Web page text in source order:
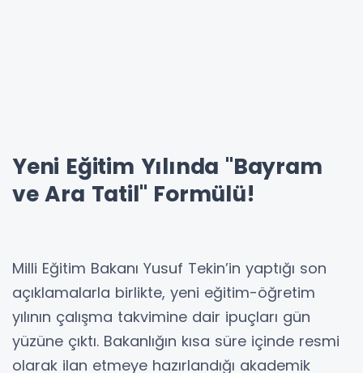
Yeni Eğitim Yılında "Bayram
ve Ara Tatil" Formülü!
Milli Eğitim Bakanı Yusuf Tekin’in yaptığı son
açıklamalarla birlikte, yeni eğitim-öğretim
yılının çalışma takvimine dair ipuçları gün
yüzüne çıktı. Bakanlığın kısa süre içinde resmi
olarak ilan etmeye hazırlandığı akademik